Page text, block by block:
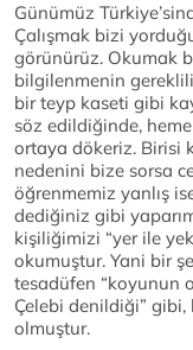
Günümüz
Çalışmak bizi
görünürüz. Okumak
bilgilenmenin
bir teyp kaseti gibi
söz edildiğinde,
ortaya dökeriz. Birisi
nedenini bize sorsa
öğrenmemiz yanlış
dediğiniz gibi
kişiliğimizi “yer ile
okumuştur. Yani bir
tesadüfen “koyunun
Çelebi denildiği”
olmuştur.